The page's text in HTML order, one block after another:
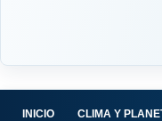
INICIO CLIMA Y